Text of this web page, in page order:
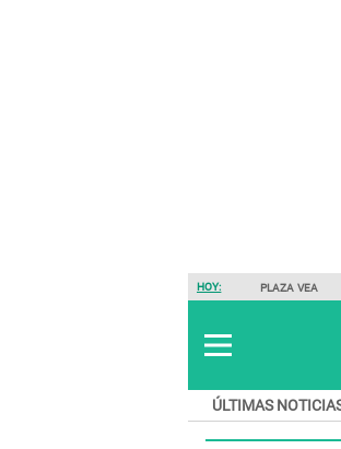
HOY: PLAZA VEA
ÚLTIMAS